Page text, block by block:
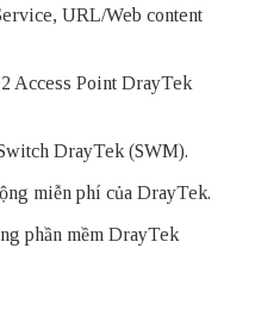
URL/Web content
Access Point DrayTek
DrayTek (SWM).
miễn phí của DrayTek.
phần mềm DrayTek